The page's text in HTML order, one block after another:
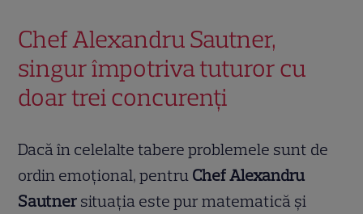
Chef Alexandru Sautner,
singur împotriva tuturor cu
doar trei concurenți
Dacă în celelalte tabere problemele sunt de
ordin emoțional, pentru Chef Alexandru
Sautner situația este pur matematică și